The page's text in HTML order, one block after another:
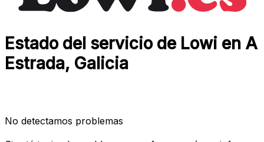
Estado del servicio de Lowi en A
Estrada, Galicia
No detectamos problemas